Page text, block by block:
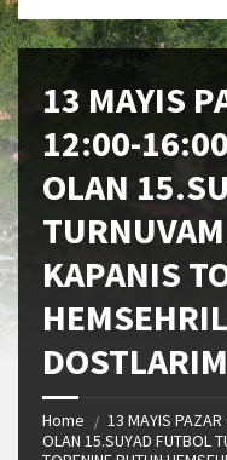
13 MAYIS
12:00-
OLAN
KAPANIS
Home
13 MAYIS PAZAR
OLAN 15.SUYAD FUTBOL